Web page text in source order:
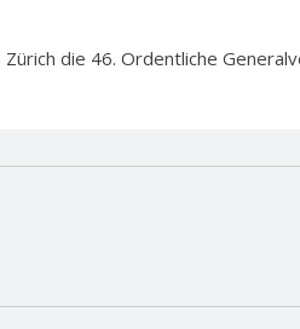
die 46. Ordentliche